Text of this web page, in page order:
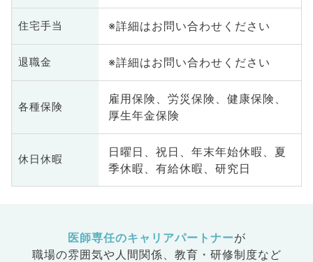
住宅手当 ※詳細はお問い合わせください
退職金 ※詳細はお問い合わせください
各種保険
雇用保険、労災保険、健康保険、
厚生年金保険
休日休暇
日曜日、祝日、年末年始休暇、夏
季休暇、有給休暇、研究日
医師専任のキャリアパートナーが
職場の雰囲気や人間関係、 教育・研修制度など